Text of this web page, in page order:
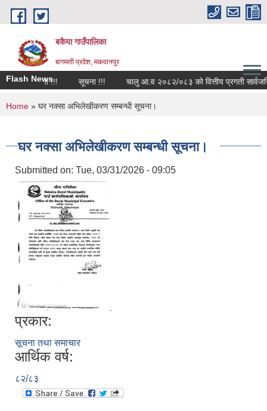
Skip to main content
बकैया गाउँपालिका
बागमती प्रदेश, मकवानपुर
Flash News
सूचना !!! सूचना !!! चालु आ.व २०८२/०८३ को वित्तीय प्रगती
You are here
Home » घर नक्सा अभिलेखीकरण सम्बन्धी सूचना।
घर नक्सा अभिलेखीकरण सम्बन्धी सूचना।
Submitted on: Tue, 03/31/2026 - 09:05
प्रकार:
सूचना तथा समाचार
आर्थिक वर्ष:
८२/८३